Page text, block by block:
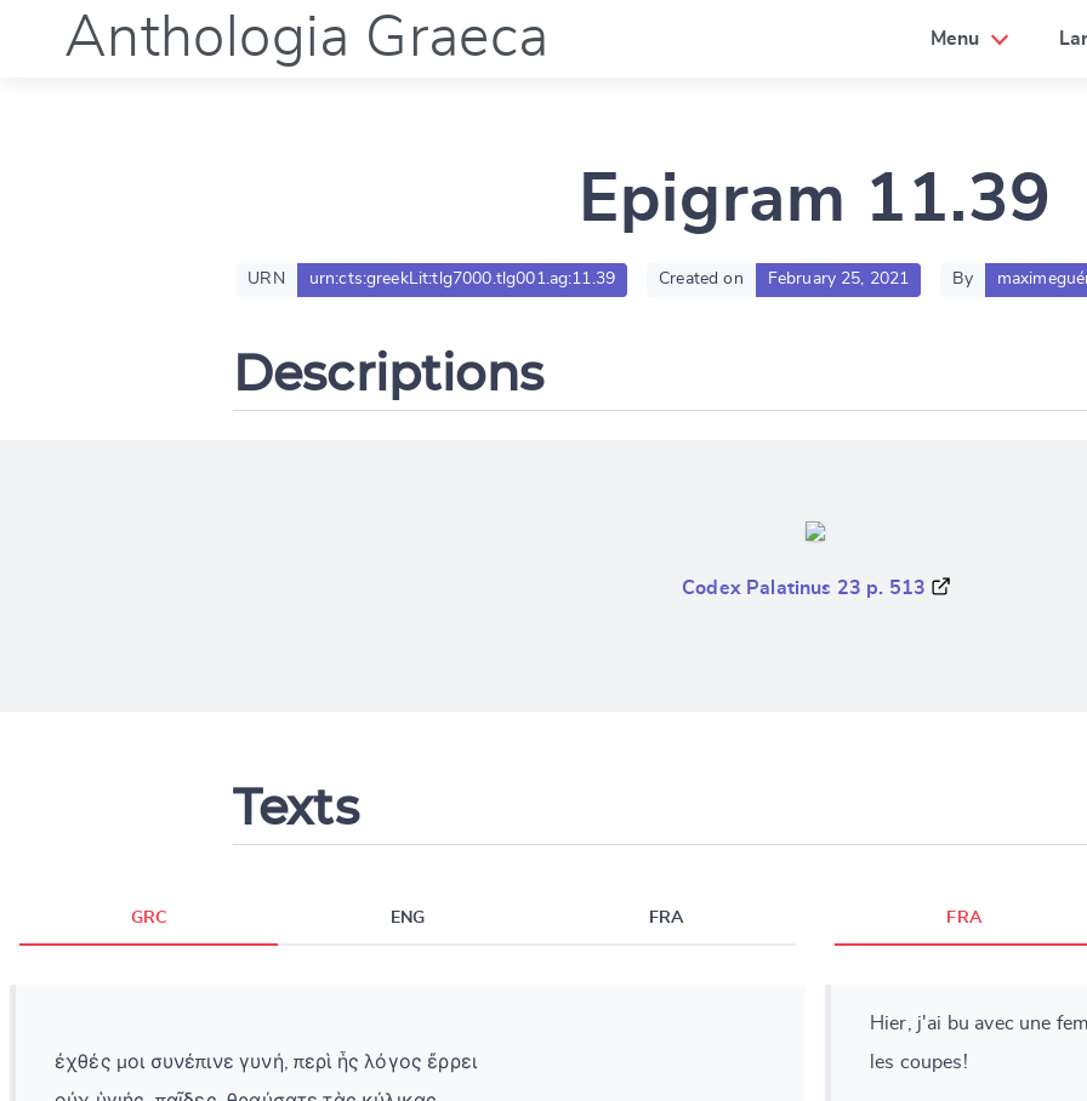
Anthologia Graeca Menu
Epigram 11.39
URN urn:cts:greekLit:tlg7000.tlg001.ag:11.39 Created on February 25, 2021 By
Descriptions
Codex Palatinus 23 p. 513
Texts
GRC ENG FRA
ἐχθές μοι συνέπινε γυνή, περὶ ἧς λόγος ἔρρει
FRA
Hier, j'ai bu avec une
les coupes!